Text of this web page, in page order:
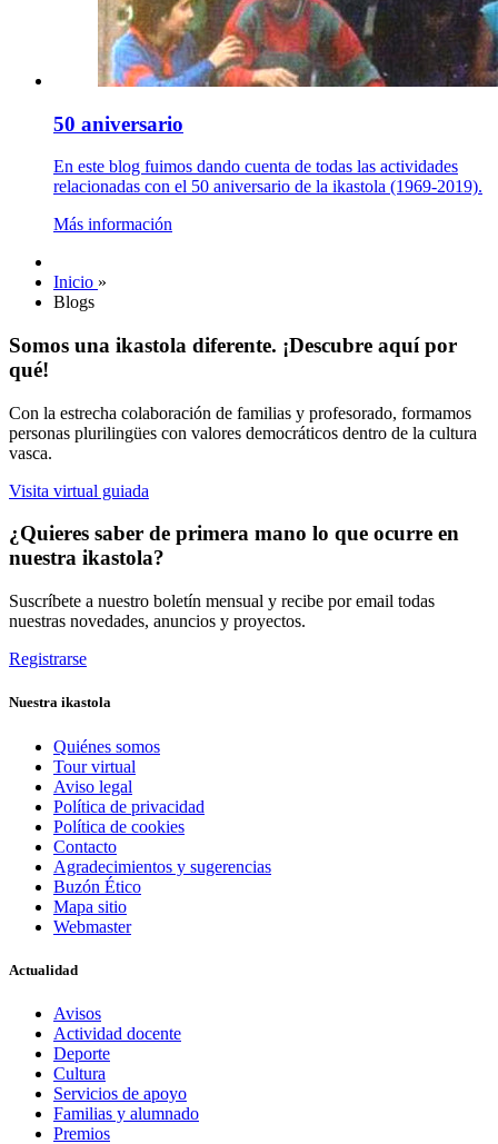
50 aniversario
En este blog fuimos dando cuenta de todas las actividades
relacionadas con el 50 aniversario de la ikastola (1969-2019).
Más información
Inicio »
Blogs
Somos una ikastola diferente. ¡Descubre aquí por
qué!
Con la estrecha colaboración de familias y profesorado, formamos
personas plurilingües con valores democráticos dentro de la cultura
vasca.
Visita virtual guiada
¿Quieres saber de primera mano lo que ocurre en
nuestra ikastola?
Suscríbete a nuestro boletín mensual y recibe por email todas
nuestras novedades, anuncios y proyectos.
Registrarse
Nuestra ikastola
Quiénes somos
Tour virtual
Aviso legal
Política de privacidad
Política de cookies
Contacto
Agradecimientos y sugerencias
Buzón Ético
Mapa sitio
Webmaster
Actualidad
Avisos
Actividad docente
Deporte
Cultura
Servicios de apoyo
Familias y alumnado
Premios